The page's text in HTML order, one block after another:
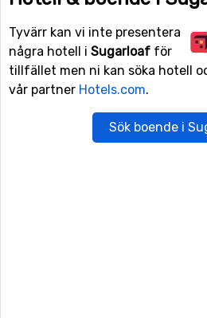
Tyvärr kan vi inte presentera
några hotell i Sugarloaf för
tillfället men ni kan söka hotell
vår partner Hotels.com.
Sök boende i